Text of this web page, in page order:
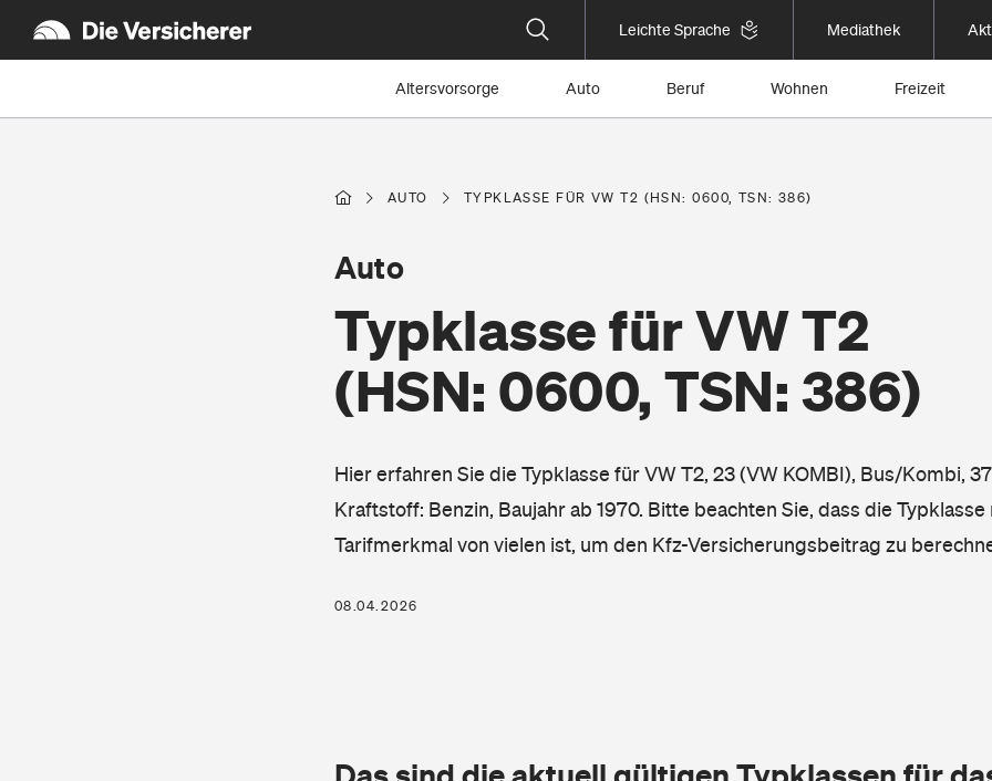
Leichte Sprache Mediathek
Altersvorsorge Auto Beruf Wohnen Freizeit
AUTO TYPKLASSE FÜR VW T2 (HSN: 0600, TSN: 386)
Typklasse für VW T2
(HSN: 0600, TSN: 386)
Auto
Hier erfahren Sie die Typklasse für VW T2, 23 (VW KOMBI), Bus/Kombi,
Kraftstoff: Benzin, Baujahr ab 1970. Bitte beachten Sie, dass die Typklasse
Tarifmerkmal von vielen ist, um den Kfz-Versicherungsbeitrag zu
08.04.2026